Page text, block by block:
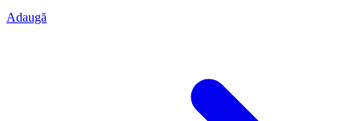
Adaugă